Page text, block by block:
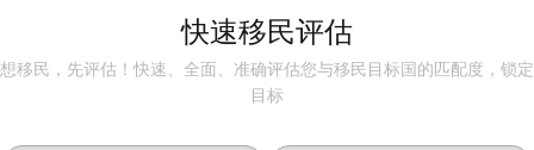
快速移民评估
想移民，先评估！快速、全面、准确评估您与移民目标国的匹配度，锁定
目标